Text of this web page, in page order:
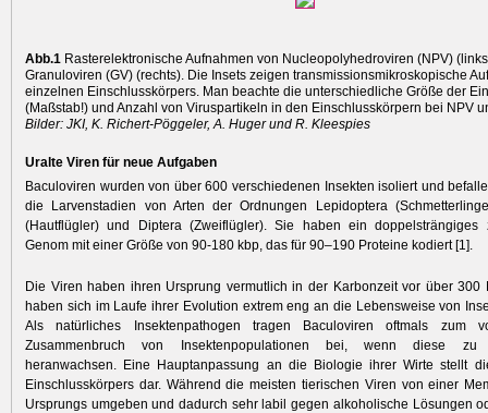
Abb.1 Rasterelektronische Aufnahmen von Nucleopolyhedroviren (NPV)
Granuloviren (GV) (rechts). Die Insets zeigen transmissionsmikroskopische
einzelnen Einschluss­körpers. Man beachte die unterschiedliche Größe der
(Maßstab!) und Anzahl von Viruspar­tikeln in den Einschlusskörpern bei NPV
Bilder: JKI, K. Richert-Pöggeler, A. Huger und R. Kleespies
Uralte Viren für neue Aufgaben
Baculoviren wurden von über 600 verschiedenen Insekten isoliert und
die Larvenstadien von Arten der Ordnungen Lepidoptera
(Hautflügler) und Diptera (Zweiflügler). Sie haben ein doppelsträngiges
Genom mit einer Größe von 90-180 kbp, das für 90–190 Proteine kodiert [1].
Die Viren haben ihren Ursprung vermutlich in der Karbonzeit vor über 300
haben sich im Laufe ihrer Evolution extrem eng an die Lebensweise von
Als natürliches Insektenpathogen tragen Baculoviren oftmals zum
Zusammenbruch von Insektenpopulationen bei, wenn diese zu
heranwachsen. Eine Hauptanpassung an die Biologie ihrer Wirte stellt
Einschlusskörpers dar. Während die meisten tierischen Viren von einer
Ursprungs umgeben und dadurch sehr labil gegen alkoholische Lösungen